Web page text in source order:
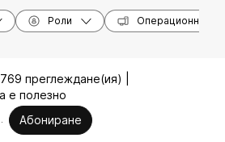
Роли Операционни
769 преглеждане(ия) |
е полезно
Абониране